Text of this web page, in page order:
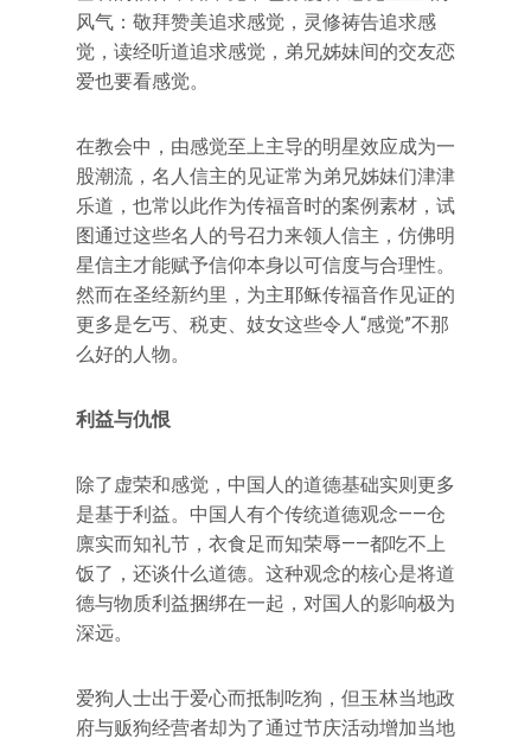
风气：敬拜赞美追求感觉，灵修祷告追求感
觉，读经听道追求感觉，弟兄姊妹间的交友恋
爱也要看感觉。
在教会中，由感觉至上主导的明星效应成为一
股潮流，名人信主的见证常为弟兄姊妹们津津
乐道，也常以此作为传福音时的案例素材，试
图通过这些名人的号召力来领人信主，仿佛明
星信主才能赋予信仰本身以可信度与合理性。
然而在圣经新约里，为主耶稣传福音作见证的
更多是乞丐、税吏、妓女这些令人“感觉”不那
么好的人物。
利益与仇恨
除了虚荣和感觉，中国人的道德基础实则更多
是基于利益。中国人有个传统道德观念——仓
廪实而知礼节，衣食足而知荣辱——都吃不上
饭了，还谈什么道德。这种观念的核心是将道
德与物质利益捆绑在一起，对国人的影响极为
深远。
爱狗人士出于爱心而抵制吃狗，但玉林当地政
府与贩狗经营者却为了通过节庆活动增加当地